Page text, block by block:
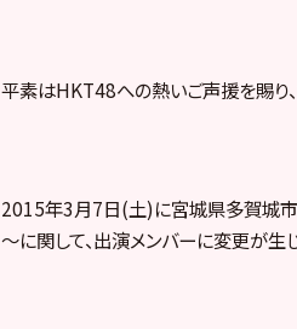
平素はHKT48への熱いご声援を賜り、
2015年3月7日(土)に宮城県多賀城
～に関して、出演メンバーに変更が生